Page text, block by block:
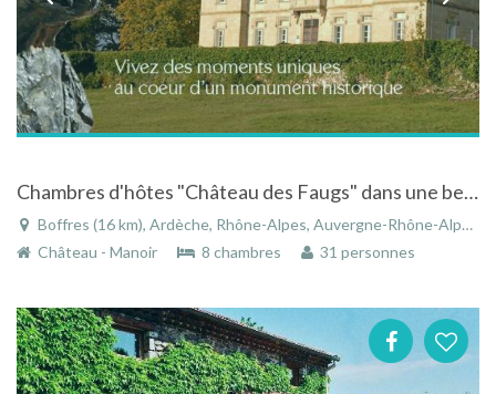
Chambres d'hôtes "Château des Faugs" dans une belle demeure en Ardèche
Boffres (16 km), Ardèche, Rhône-Alpes, Auvergne-Rhône-Alpes, France
Château - Manoir
8 chambres 31 personnes